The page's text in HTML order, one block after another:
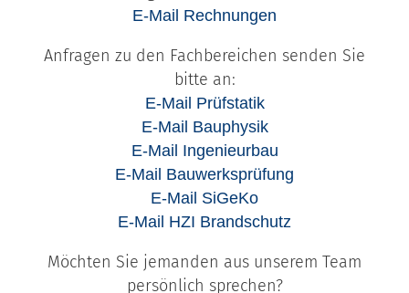
E-Mail Rechnungen
Anfragen zu den Fachbereichen senden Sie
bitte an:
E-Mail Prüfstatik
E-Mail Bauphysik
E-Mail Ingenieurbau
E-Mail Bauwerksprüfung
E-Mail SiGeKo
E-Mail HZI Brandschutz
Möchten Sie jemanden aus unserem Team
persönlich sprechen?